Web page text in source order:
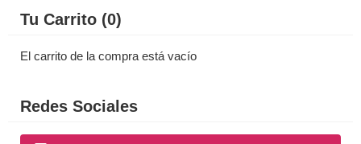
Tu Carrito (0)
El carrito de la compra está vacío
Redes Sociales